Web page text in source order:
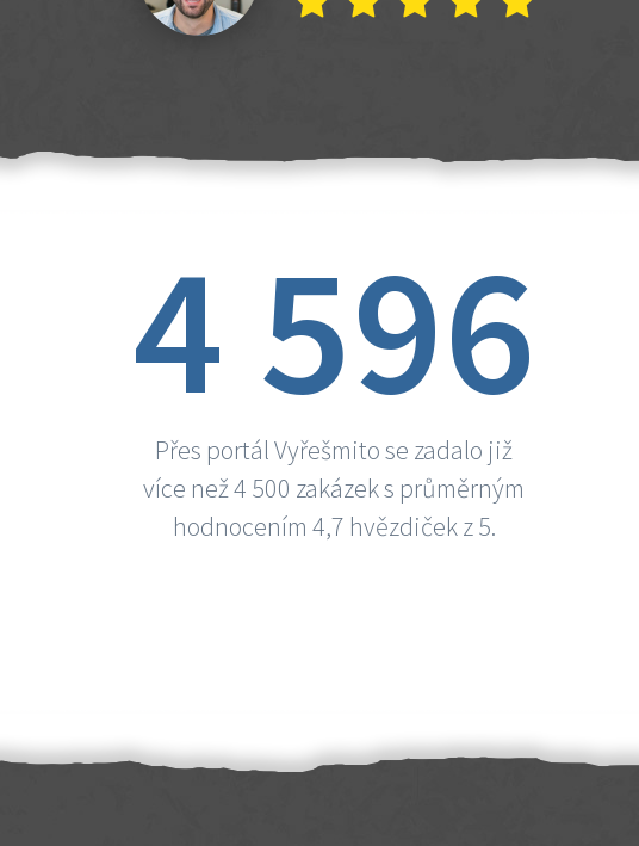
4 596
Přes portál Vyřešmito se zadalo již
více než 4 500 zakázek s průměrným
hodnocením 4,7 hvězdiček z 5.